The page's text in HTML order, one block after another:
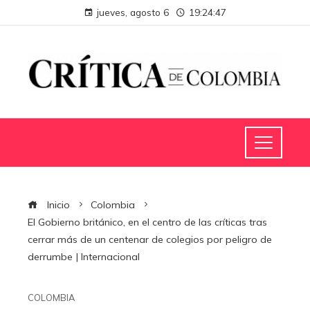
jueves, agosto 6 19:24:48
Inicio
Colombia
El Gobierno británico, en el centro de las críticas tras
cerrar más de un centenar de colegios por peligro de
derrumbe | Internacional
COLOMBIA